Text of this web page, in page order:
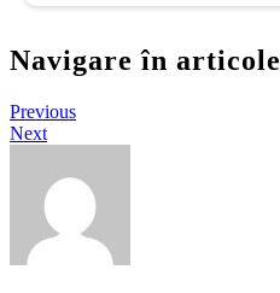
Navigare în articole
Previous
Next